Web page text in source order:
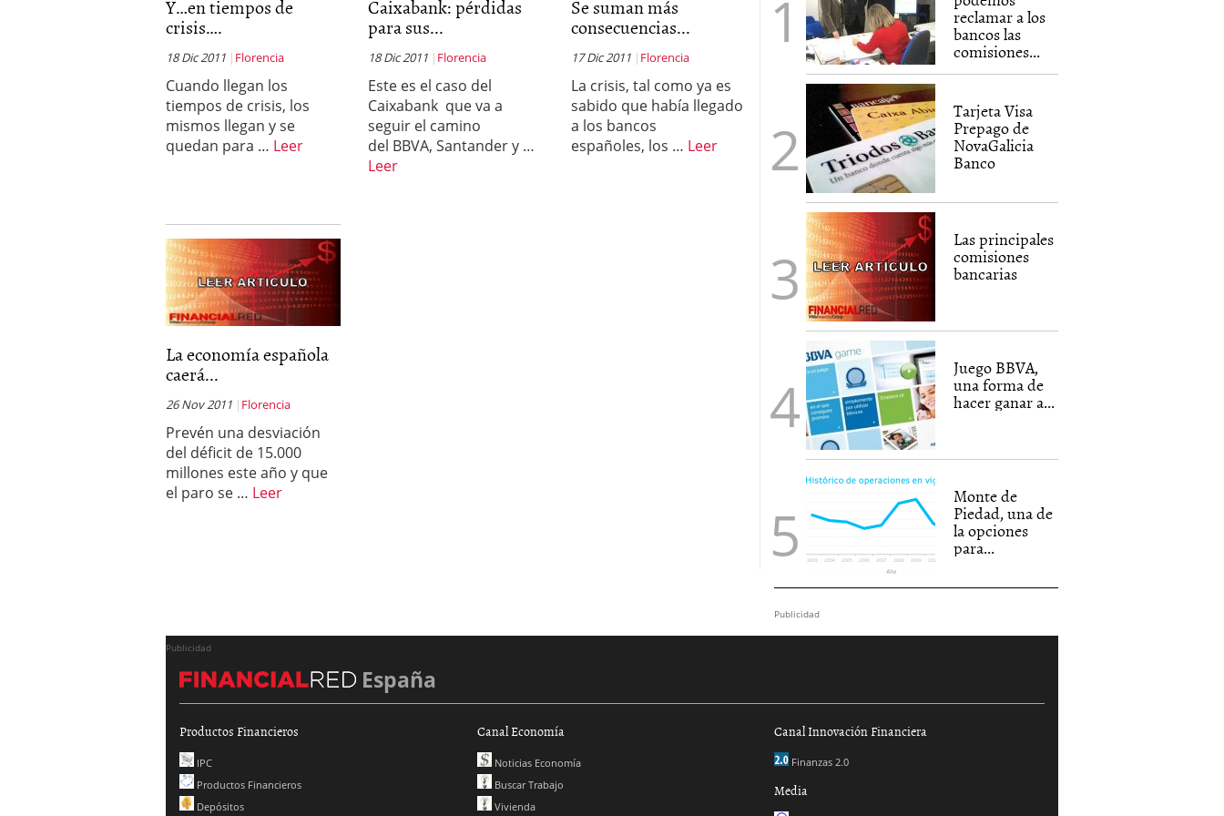
Y…en tiempos de
crisis….
18 Dic 2011 Florencia
Cuando llegan los
tiempos de crisis, los
mismos llegan y se
quedan para … Leer
Caixabank: pérdidas
para sus...
18 Dic 2011 Florencia
Este es el caso del
Caixabank que va a
seguir el camino
del BBVA, Santander y …
Leer
Se suman más
consecuencias...
17 Dic 2011 Florencia
La crisis, tal como ya es
sabido que había llegado
a los bancos
españoles, los … Leer
La economía española
caerá...
26 Nov 2011 Florencia
Prevén una desviación
del déficit de 15.000
millones este año y que
el paro se … Leer
reclamar a los
bancos las
comisiones...
Tarjeta Visa
Prepago de
NovaGalicia
Banco
Las principales
comisiones
bancarias
Juego BBVA,
una forma de
hacer ganar a...
Monte de
Piedad, una de
la opciones
para...
Publicidad
Publicidad
España
Productos Financieros
IPC
Productos Financieros
Depósitos
Canal Economía
Noticias Economía
Buscar Trabajo
Vivienda
Canal Innovación Financiera
Finanzas 2.0
Media